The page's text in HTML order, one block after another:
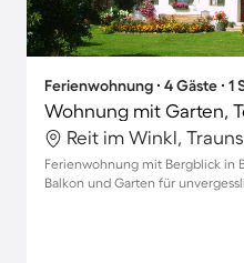
Ferienwohnung ∙ 4 Gäste ∙
Reit im Winkl,
Ferienwohnung mit Bergblick in
Balkon und Garten für